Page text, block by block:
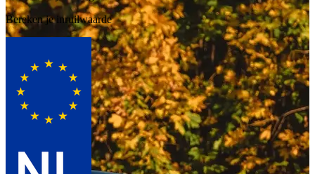
Bereken je inruilwaarde